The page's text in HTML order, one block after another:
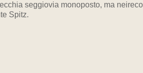
seggiovia monoposto, ma
Spitz.